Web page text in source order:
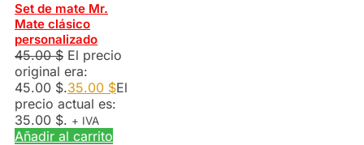
Set de mate Mr.
Mate clásico
personalizado
45.00$ El precio
original era:
45.00 $.35.00 $El
precio actual es:
35.00 $. + IVA
Añadir al carrito